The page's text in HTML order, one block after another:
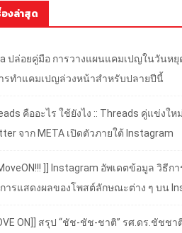
องล่าสุด
ปล่อยคู่มือ การวางแผนแคมเปญในวันหยุ
รทำแคมเปญล่วงหน้าสำหรับปลายปีนี้
คืออะไร ใช้ยังไง :: Threads คู่แข่งให
จาก META เปิดตัวภายใต้ Instagram
]] Instagram อัพเดตข้อมูล วิธีก
ารแสดงผลของโพสต์ลักษณะต่าง ๆ บน
ON]] สรุป “ชัช-ชัช-ชาติ” รศ.ดร.ชัชช